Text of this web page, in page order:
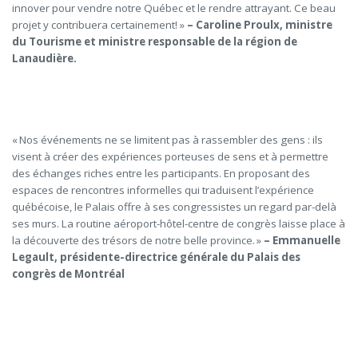
innover pour vendre notre Québec et le rendre attrayant. Ce beau
projet y contribuera certainement! » – Caroline Proulx, ministre
du Tourisme et ministre responsable de la région de
Lanaudière.
« Nos événements ne se limitent pas à rassembler des gens : ils
visent à créer des expériences porteuses de sens et à permettre
des échanges riches entre les participants. En proposant des
espaces de rencontres informelles qui traduisent l’expérience
québécoise, le Palais offre à ses congressistes un regard par-delà
ses murs. La routine aéroport-hôtel-centre de congrès laisse place à
la découverte des trésors de notre belle province. » – Emmanuelle
Legault, présidente-directrice générale du Palais des
congrès de Montréal